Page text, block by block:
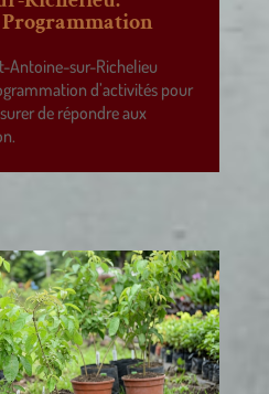
Antoine-sur-Richelieu
d’activités pour
de répondre aux